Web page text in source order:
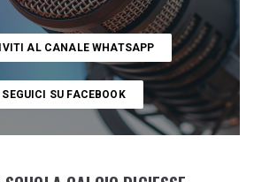
AL CANALE WHATSAPP
SEGUICI SU FACEBOOK